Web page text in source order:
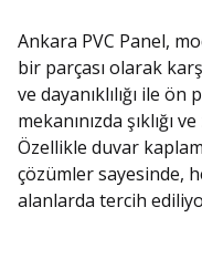
Ankara PVC Panel,
bir parçası olarak
ve dayanıklılığı ile
mekanınızda şıklığı
Özellikle duvar
çözümler sayesinde,
alanlarda tercih